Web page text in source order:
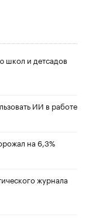
школ и детсадов
ИИ в работе
на 6,3%
журнала